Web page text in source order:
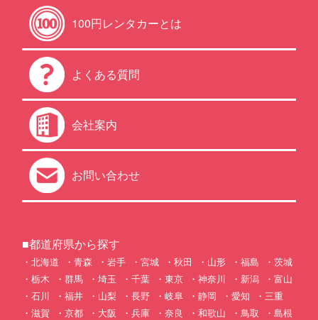
100円レンタカーとは
よくある質問
会社案内
お問い合わせ
■都道府県から探す
北海道 青森 岩手 宮城 秋田 山形 福島
茨城
栃木
群馬 埼玉 千葉 東京 神奈川 新潟
富山
石川
福井 山梨 長野 岐阜 静岡 愛知
三重
滋賀
京都 大阪 兵庫 奈良 和歌山 鳥取
島根